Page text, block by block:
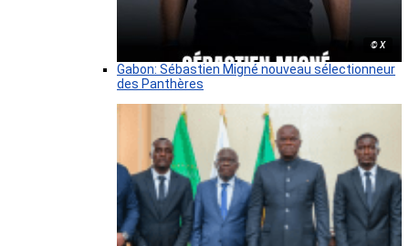
© X
Gabon: Sébastien Migné nouveau sélectionneur
des Panthères